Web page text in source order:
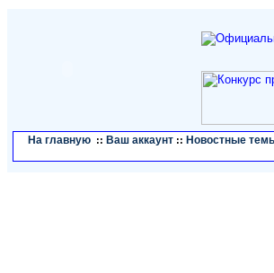
На главную :: Ваш аккаунт :: Новостные